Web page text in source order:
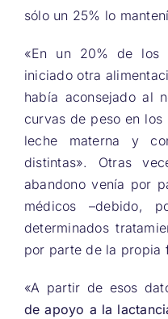
sólo un 25% lo
«En un 20% de los
iniciado otra
había aconsejado al
curvas de peso en los
leche materna y
distintas». Otras
abandono venía por
médicos –debido,
determinados
por parte de la propia
«A partir de esos
de apoyo a la